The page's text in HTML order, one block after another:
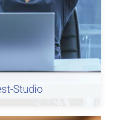
Studio